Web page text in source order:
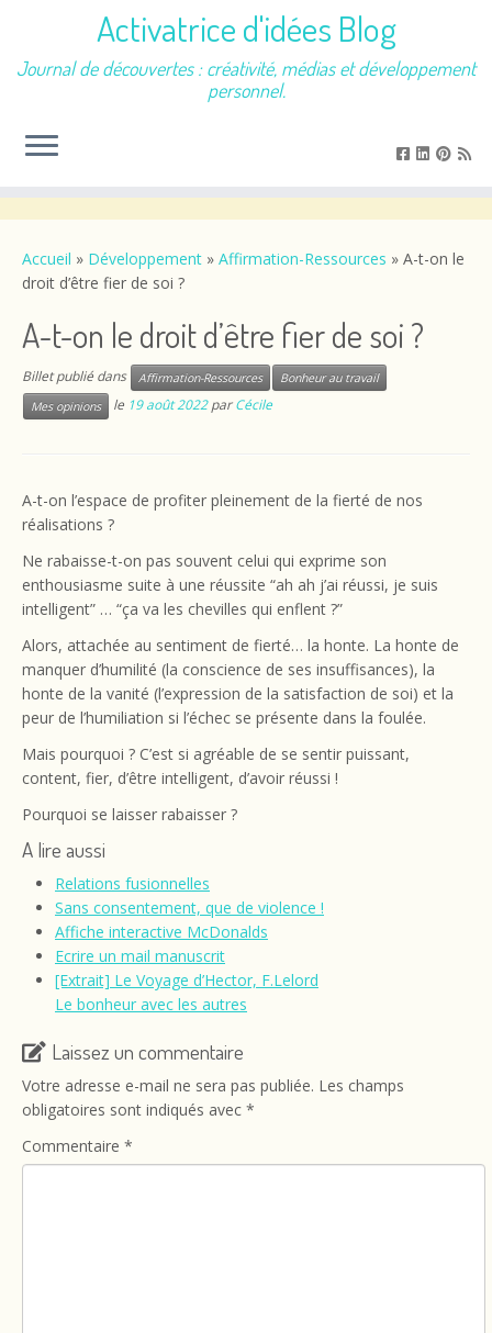
contenu
Activatrice d'idées Blog
Journal de découvertes : créativité, médias et développement
personnel.
Accueil » Développement » Affirmation-Ressources » A-t-on le
droit d’être fier de soi ?
A-t-on le droit d’être fier de soi ?
Billet publié dans Affirmation-Ressources
Bonheur au travail
Mes opinions
le 19 août 2022 parCécile
A-t-on l’espace de profiter pleinement de la fierté de nos
réalisations ?
Ne rabaisse-t-on pas souvent celui qui exprime son
enthousiasme suite à une réussite “ah ah j’ai réussi, je suis
intelligent” … “ça va les chevilles qui enflent ?”
Alors, attachée au sentiment de fierté… la honte. La honte de
manquer d’humilité (la conscience de ses insuffisances), la
honte de la vanité (l’expression de la satisfaction de soi) et la
peur de l’humiliation si l’échec se présente dans la foulée.
Mais pourquoi ? C’est si agréable de se sentir puissant,
content, fier, d’être intelligent, d’avoir réussi !
Pourquoi se laisser rabaisser ?
A lire aussi
Relations fusionnelles
Sans consentement, que de violence !
Affiche interactive McDonalds
Ecrire un mail manuscrit
[Extrait] Le Voyage d’Hector, F.Lelord
Le bonheur avec les autres
Laissez un commentaire
Votre adresse e-mail ne sera pas publiée. Les champs
obligatoires sont indiqués avec *
Commentaire *